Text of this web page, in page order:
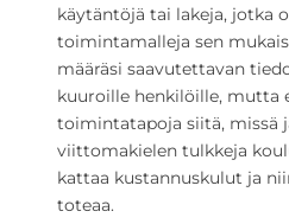
käytäntöjä tai lakeja, jotka
toimintamalleja sen
määräsi saavutettavan
kuuroille henkilöille, mutta
toimintatapoja siitä, missä
viittomakielen tulkkeja
kattaa kustannuskulut ja
toteaa.